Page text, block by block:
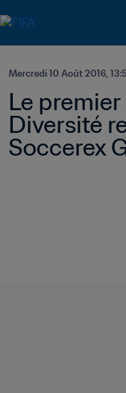
Mercredi 10 Août 2016,
Le
Diversité
Soccerex